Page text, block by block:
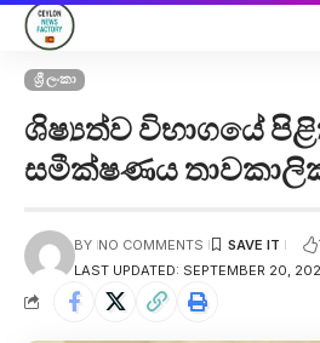
ශ්‍රී ලංකා
ශිෂ්‍යත්ව විභාගයේ
සමීක්ෂණය
LAST UPDATED: SEPTEMBER 20,
BY NO COMMENTS